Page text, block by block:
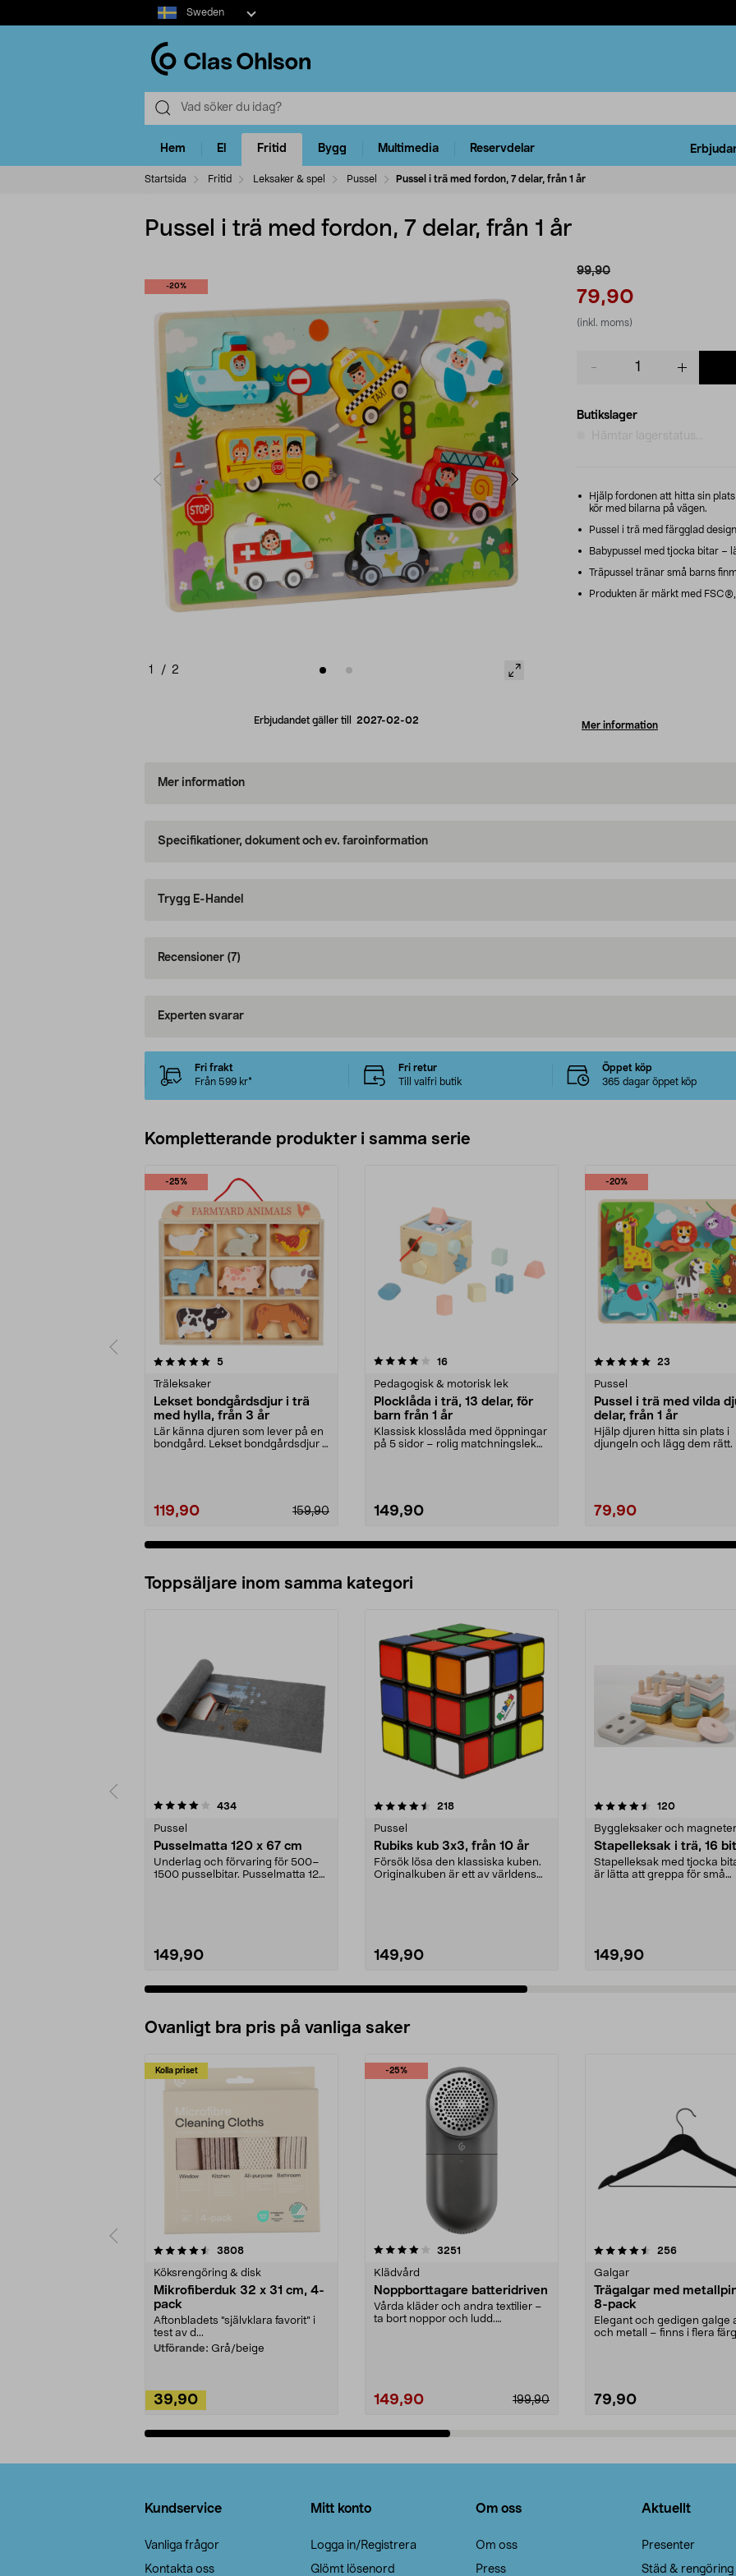
Select
market
Sweden
Hem El Fritid Bygg Multimedia Reservdelar
Startsida Fritid Leksaker & spel Pussel Pussel i trä med fordon, 7 delar, från 1 år
Pussel i trä med fordon, 7 delar, från 1 år
-20%
1 / 2
Erbjudandet gäller till 2027-02-02
99,90
79,90
(inkl. moms)
Butikslager
Hämtar lagerstatus...
Hjälp fordonen att hitta sin
kör med bilarna på vägen.
Pussel i trä med färgglad
Babypussel med tjocka bitar –
Träpussel tränar små barns
Produkten är märkt med
Mer information
Mer information
Specifikationer, dokument och ev. faroinformation
Trygg E-Handel
Recensioner (7)
Experten svarar
Fri frakt
Från 599 kr*
Fri retur
Till valfri butik
Öppet köp
365 dagar öppet köp
Kompletterande produkter i samma serie
-25%
5recensioner
Träleksaker
Lekset bondgårdsdjur i trä
med hylla, från 3 år
Lär känna djuren som lever på en
bondgård. Lekset bondgårdsdjur i
159,90
119,90
4.0av 5 stjärnor 16recensioner
Pedagogisk & motorisk lek
Plocklåda i trä, 13 delar, för
barn från 1 år
Klassisk klosslåda med öppningar
på 5 sidor – rolig matchningslek
149,90
-20%
5.0av 5 stjärnor 23
Pussel
Pussel i trä med vilda
delar, från 1 år
Hjälp djuren hitta sin plats i
djungeln och lägg dem rätt.
79,90
3.0av 5 stjärnor
Toppsäljare inom samma kategori
434recensioner
Pussel
Pusselmatta 120 x 67 cm
Underlag och förvaring för 500–
1500 pusselbitar. Pusselmatta 120
149,90
4.5 av 5 stjärnor 218recensioner
Pussel
Rubiks kub 3x3, från 10 år
Försök lösa den klassiska kuben.
Originalkuben är ett av världens
149,90
4.5 av 5 stjärnor 120recensioner
Byggleksaker och magneter
Stapelleksak i trä, 16
Stapelleksak med tjocka
är lätta att greppa för små
149,90
4.5 av 5 stjärnor
Ovanligt bra pris på vanliga saker
Kolla priset
3808recensioner
Köksrengöring & disk
Mikrofiberduk 32 x 31 cm, 4-
pack
Aftonbladets "självklara favorit” i
test av d...
Utförande: Grå/beige
39,90
-25%
4.0av 5 stjärnor 3251
Klädvård
Noppborttagare batteridriven
Vårda kläder och andra textilier –
ta bort noppor och ludd.
199,90
149,90
4.5av 5 stjärnor 256recensioner
Galgar
Trägalgar med
8-pack
Elegant och gedigen galge
och metall – finns i flera
79,90
4.0av 5 stjärnor
Kundservice
Vanliga frågor
Kontakta oss
Mitt konto
Logga in/Registrera
Glömt lösenord
Om oss
Om oss
Press
Aktuellt
Presenter
Städ & rengöring